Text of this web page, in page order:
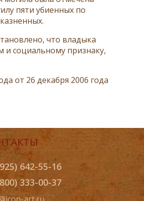
пяти убиенных по
что владыка
и социальному признаку,
от 26 декабря 2006 года
642-55-16
333-00-37